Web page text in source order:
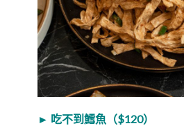
► 吃不到鱈魚（$120）